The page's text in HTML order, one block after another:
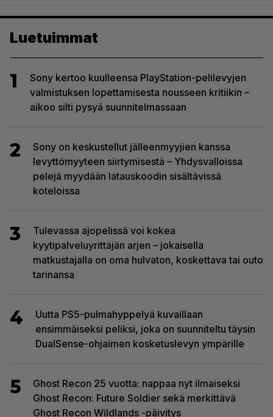
Luetuimmat
1
Sony kertoo kuulleensa PlayStation-pelilevyjen
valmistuksen lopettamisesta nousseen kritiikin –
aikoo silti pysyä suunnitelmassaan
2
Sony on keskustellut jälleenmyyjien kanssa
levyttömyyteen siirtymisestä – Yhdysvalloissa
pelejä myydään latauskoodin sisältävissä
koteloissa
3
Tulevassa ajopelissä voi kokea
kyytipalveluyrittäjän arjen – jokaisella
matkustajalla on oma hulvaton, koskettava tai outo
tarinansa
4
Uutta PS5-pulmahyppelyä kuvaillaan
ensimmäiseksi peliksi, joka on suunniteltu täysin
DualSense-ohjaimen kosketuslevyn ympärille
5
Ghost Recon 25 vuotta: nappaa nyt ilmaiseksi
Ghost Recon: Future Soldier sekä merkittävä
Ghost Recon Wildlands -päivitys